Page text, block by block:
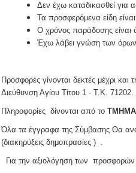
Δεν έχω καταδικασθεί για
Τα προσφερόμενα είδη
Ο χρόνος παράδοσης είναι
Έχω λάβει γνώση των
Προσφορές γίνονται δεκτές μέχρι και
Διεύθυνση Αγίου Τίτου 1 - Τ.Κ. 71202.
Πληροφορίες δίνονται από το
Όλα τα έγγραφα της Σύμβασης Θα
(διακηρύξεις δημοπρασίες ) .
Για την αξιολόγηση των